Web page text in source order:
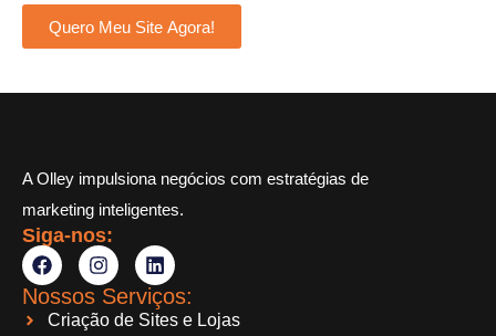
Quero Meu Site Agora!
A Olley impulsiona negócios com estratégias de
marketing inteligentes.
Siga-nos:
Nossos Serviços:
Criação de Sites e Lojas